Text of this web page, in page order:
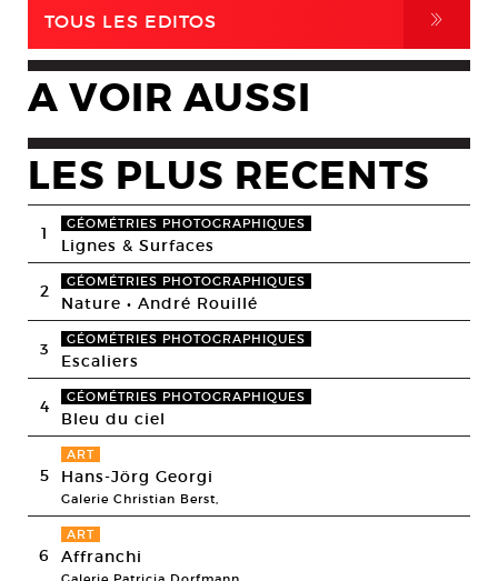
TOUS LES EDITOS ,
A VOIR AUSSI
LES PLUS RECENTS
1 GÉOMÉTRIES PHOTOGRAPHIQUES
Lignes & Surfaces
2 GÉOMÉTRIES PHOTOGRAPHIQUES
Nature • André Rouillé
3 GÉOMÉTRIES PHOTOGRAPHIQUES
Escaliers
4 GÉOMÉTRIES PHOTOGRAPHIQUES
Bleu du ciel
5
ART
Hans-Jörg Georgi
Galerie Christian Berst,
6
ART
Affranchi